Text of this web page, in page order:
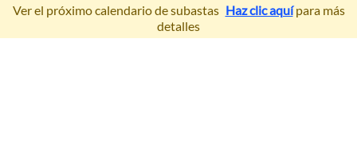
×
Ver el próximo calendario de subastas Haz clic aquípara más
detalles